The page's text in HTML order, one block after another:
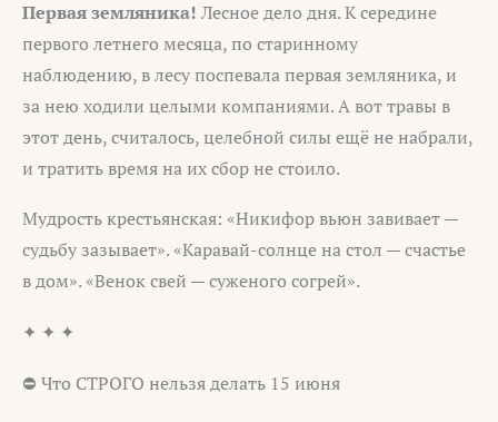
Первая земляника! Лесное дело дня. К середине
первого летнего месяца, по старинному
наблюдению, в лесу поспевала первая земляника, и
за нею ходили целыми компаниями. А вот травы в
этот день, считалось, целебной силы ещё не набрали,
и тратить время на их сбор не стоило.
Мудрость крестьянская: «Никифор вьюн завивает —
судьбу зазывает». «Каравай-солнце на стол — счастье
в дом». «Венок свей — суженого согрей».
✦ ✦ ✦
⛔ Что СТРОГО нельзя делать 15 июня